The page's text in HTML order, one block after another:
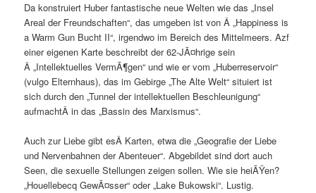
Da konstruiert Huber fantastische neue Welten wie das „Insel
Areal der Freundschaften“, das umgeben ist von Â „Happiness is
a Warm Gun Bucht II“, irgendwo im Bereich des Mittelmeers. Azf
einer eigenen Karte beschreibt der 62-JÃ¤hrige sein
Â „Intellektuelles VermÃ¶gen“ und wie er vom „Huberreservoir“
(vulgo Elternhaus), das im Gebirge „The Alte Welt“ situiert ist
sich durch den „Tunnel der intellektuellen Beschleunigung“
aufmachtÂ in das „Bassin des Marxismus“.
Auch zur Liebe gibt esÂ Karten, etwa die „Geografie der Liebe
und Nervenbahnen der Abenteuer“. Abgebildet sind dort auch
Seen, die sexuelle Stellungen zeigen sollen. Wie sie heiÃŸen?
„Houellebecq GewÃ¤sser“ oder „Lake Bukowski“. Lustig.